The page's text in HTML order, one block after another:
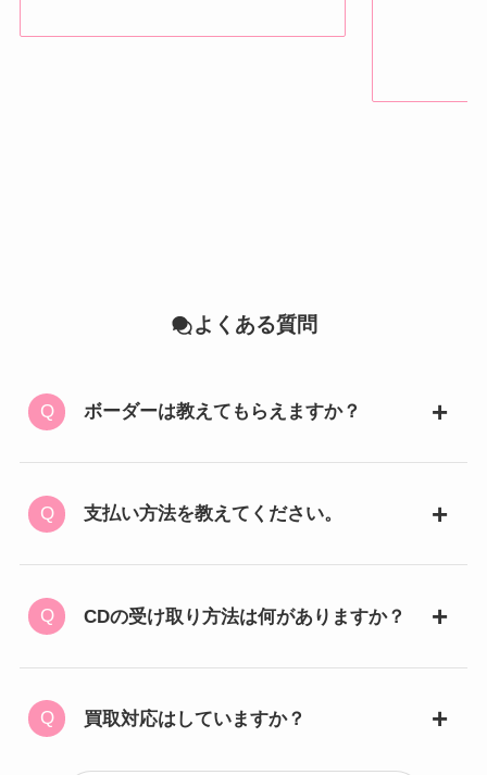
よくある質問
ボーダーは教えてもらえますか？
支払い方法を教えてください。
CDの受け取り方法は何がありますか？
買取対応はしていますか？